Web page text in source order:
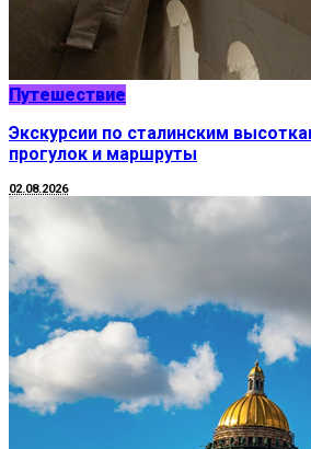
Путешествие
Экскурсии по сталинским
прогулок и маршруты
02.08.2026